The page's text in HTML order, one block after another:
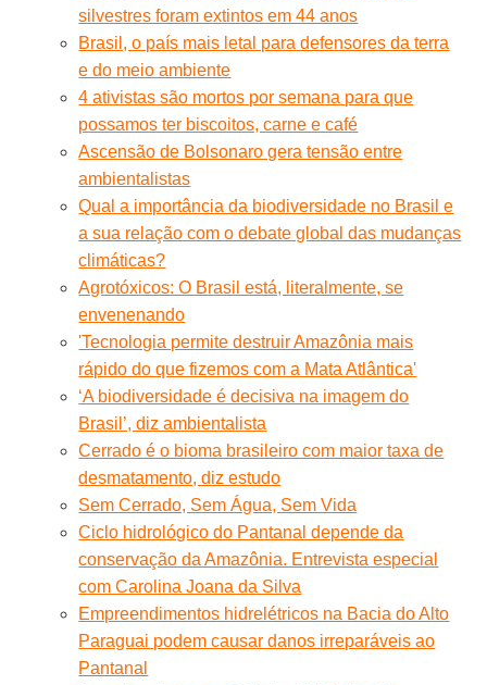
silvestres foram extintos em 44 anos
Brasil, o país mais letal para defensores da terra
e do meio ambiente
4 ativistas são mortos por semana para que
possamos ter biscoitos, carne e café
Ascensão de Bolsonaro gera tensão entre
ambientalistas
Qual a importância da biodiversidade no Brasil e
a sua relação com o debate global das mudanças
climáticas?
Agrotóxicos: O Brasil está, literalmente, se
envenenando
'Tecnologia permite destruir Amazônia mais
rápido do que fizemos com a Mata Atlântica'
‘A biodiversidade é decisiva na imagem do
Brasil’, diz ambientalista
Cerrado é o bioma brasileiro com maior taxa de
desmatamento, diz estudo
Sem Cerrado, Sem Água, Sem Vida
Ciclo hidrológico do Pantanal depende da
conservação da Amazônia. Entrevista especial
com Carolina Joana da Silva
Empreendimentos hidrelétricos na Bacia do Alto
Paraguai podem causar danos irreparáveis ao
Pantanal